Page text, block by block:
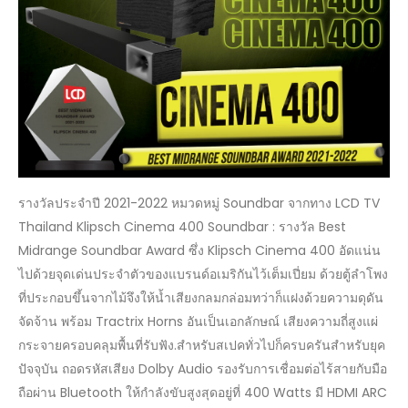
BEST
MIDRANGE
SOUNDBAR
AWARD
2021-
2022
รางวัลประจำปี 2021-2022 หมวดหมู่ Soundbar จากทาง LCD TV
Thailand Klipsch Cinema 400 Soundbar : รางวัล Best
Midrange Soundbar Award ซึ่ง Klipsch Cinema 400 อัดแน่น
ไปด้วยจุดเด่นประจำตัวของแบรนด์อเมริกันไว้เต็มเปี่ยม ด้วยตู้ลำโพง
ที่ประกอบขึ้นจากไม้จึงให้น้ำเสียงกลมกล่อมทว่าก็แฝงด้วยความดุดัน
จัดจ้าน พร้อม Tractrix Horns อันเป็นเอกลักษณ์ เสียงความถี่สูงแผ่
กระจายครอบคลุมพื้นที่รับฟัง.สำหรับสเปคทั่วไปก็ครบครันสำหรับยุค
ปัจจุบัน ถอดรหัสเสียง Dolby Audio รองรับการเชื่อมต่อไร้สายกับมือ
ถือผ่าน Bluetooth ให้กำลังขับสูงสุดอยู่ที่ 400 Watts มี HDMI ARC